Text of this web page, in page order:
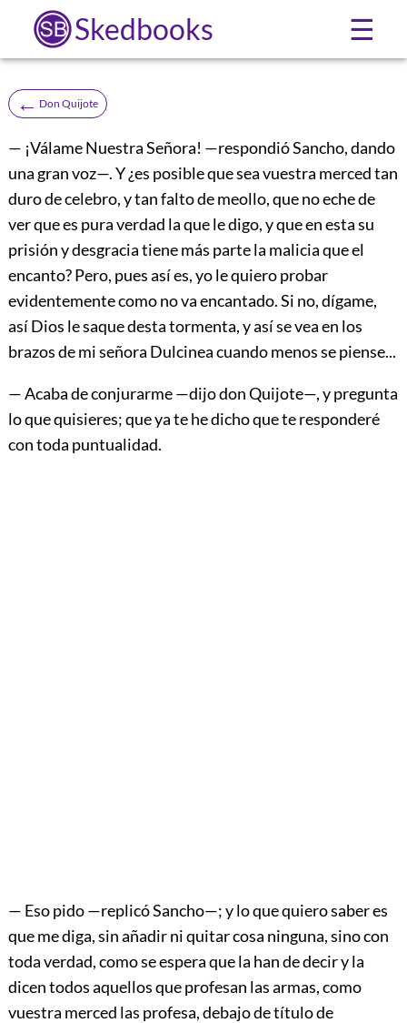
Skedbooks ☰
← Don Quijote
— ¡Válame Nuestra Señora! —respondió Sancho, dando
una gran voz—. Y ¿es posible que sea vuestra merced tan
duro de celebro, y tan falto de meollo, que no eche de
ver que es pura verdad la que le digo, y que en esta su
prisión y desgracia tiene más parte la malicia que el
encanto? Pero, pues así es, yo le quiero probar
evidentemente como no va encantado. Si no, dígame,
así Dios le saque desta tormenta, y así se vea en los
brazos de mi señora Dulcinea cuando menos se piense...
— Acaba de conjurarme —dijo don Quijote—, y pregunta
lo que quisieres; que ya te he dicho que te responderé
con toda puntualidad.
— Eso pido —replicó Sancho—; y lo que quiero saber es
que me diga, sin añadir ni quitar cosa ninguna, sino con
toda verdad, como se espera que la han de decir y la
dicen todos aquellos que profesan las armas, como
vuestra merced las profesa, debajo de título de